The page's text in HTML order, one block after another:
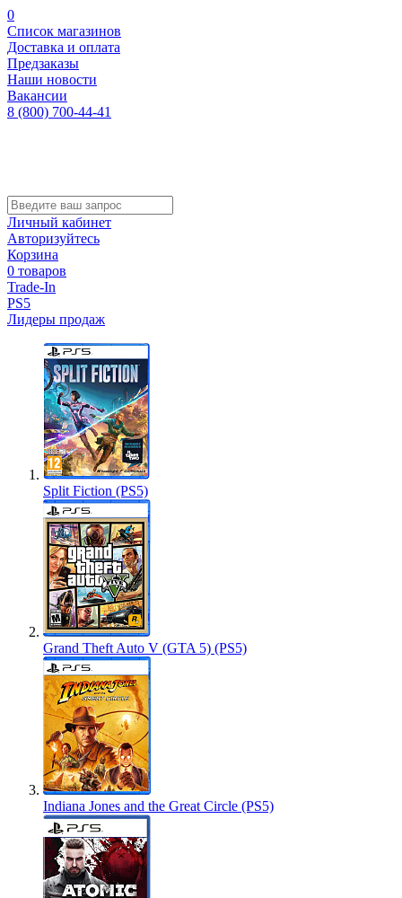
0
Список магазинов
Доставка и оплата
Предзаказы
Наши новости
Вакансии
8 (800) 700-44-41
Личный кабинет
Авторизуйтесь
Корзина
0 товаров
Trade-In
PS5
Лидеры продаж
Split Fiction (PS5)
Grand Theft Auto V (GTA 5) (PS5)
Indiana Jones and the Great Circle (PS5)